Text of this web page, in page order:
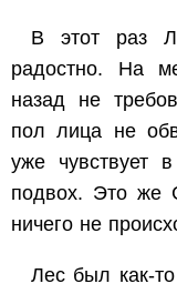
В этот раз
радостно. На
назад не
пол лица не
уже чувствует
подвох. Это же
ничего не
Лес был как-